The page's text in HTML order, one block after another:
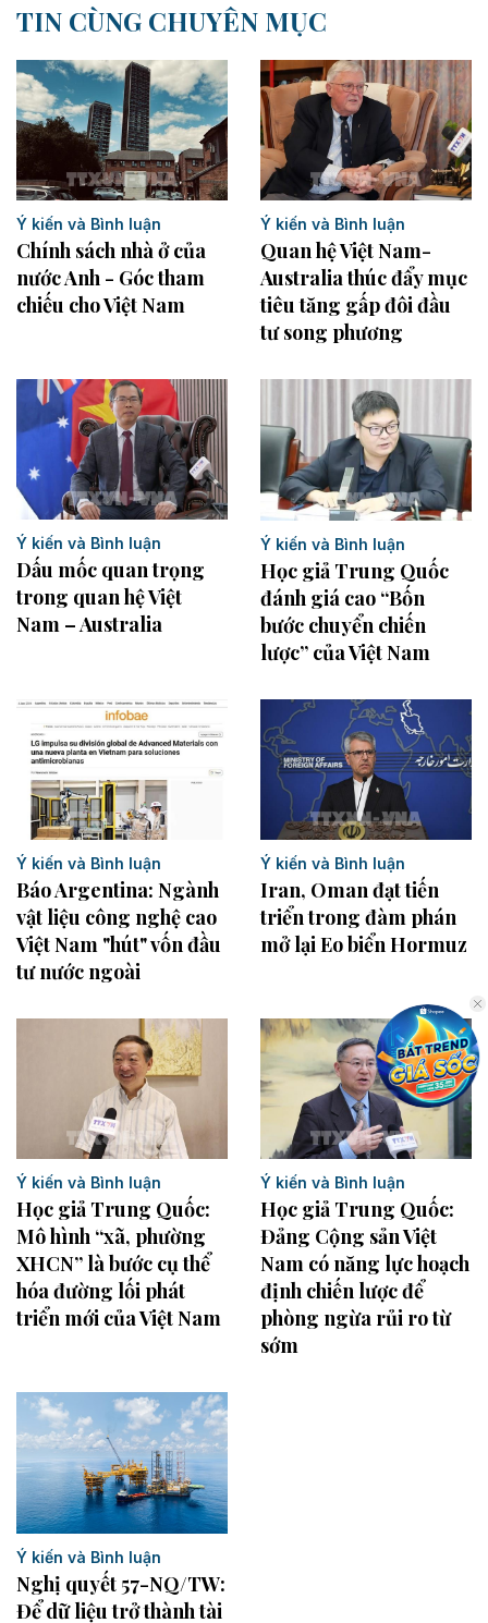
TIN CÙNG CHUYÊN MỤC
Ý kiến và Bình luận
Chính sách nhà ở của
nước Anh - Góc tham
chiếu cho Việt Nam
Ý kiến và Bình luận
Quan hệ Việt Nam-
Australia thúc đẩy mục
tiêu tăng gấp đôi đầu
tư song phương
Ý kiến và Bình luận
Dấu mốc quan trọng
trong quan hệ Việt
Nam – Australia
Ý kiến và Bình luận
Học giả Trung Quốc
đánh giá cao “Bốn
bước chuyển chiến
lược” của Việt Nam
Ý kiến và Bình luận
Báo Argentina: Ngành
vật liệu công nghệ cao
Việt Nam "hút" vốn đầu
tư nước ngoài
Ý kiến và Bình luận
Iran, Oman đạt tiến
triển trong đàm phán
mở lại Eo biển Hormuz
Ý kiến và Bình luận
Học giả Trung Quốc:
Mô hình “xã, phường
XHCN” là bước cụ thể
hóa đường lối phát
triển mới của Việt Nam
Ý kiến và Bình luận
Học giả Trung Quốc:
Đảng Cộng sản Việt
Nam có năng lực hoạch
định chiến lược để
phòng ngừa rủi ro từ
sớm
Ý kiến và Bình luận
Nghị quyết 57-NQ/TW:
Để dữ liệu trở thành tài